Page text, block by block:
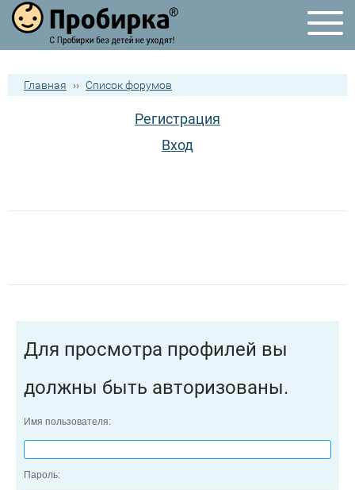
Главная ›› Список форумов
Регистрация
Вход
Для просмотра профилей вы
должны быть авторизованы.
Имя пользователя:
Пароль: